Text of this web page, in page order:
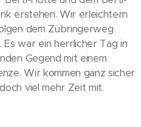
erstehen. Wir erleichtern
dem Zubringerweg
war ein herrlicher Tag in
Gegend mit einem
Wir kommen ganz sicher
viel mehr Zeit mit.